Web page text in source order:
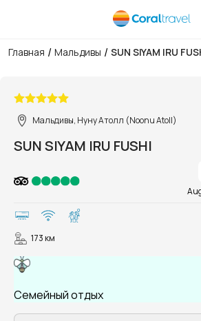
Главная / Мальдивы / SUN SIYAM IRU
Мальдивы, Нуну Атолл (Noonu Atoll)
SUN SIYAM IRU FUSHI
173 км
Семейный отдых